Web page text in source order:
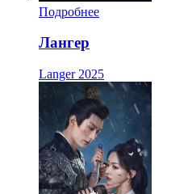
Подробнее
Лангер
Langer 2025